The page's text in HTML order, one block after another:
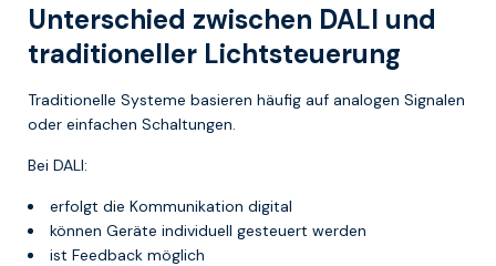
Unterschied zwischen DALI und
traditioneller Lichtsteuerung
Traditionelle Systeme basieren häufig auf analogen Signalen
oder einfachen Schaltungen.
Bei DALI:
erfolgt die Kommunikation digital
können Geräte individuell gesteuert werden
ist Feedback möglich